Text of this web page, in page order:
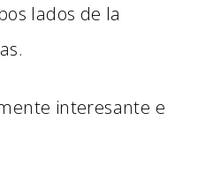
lados de la
interesante e